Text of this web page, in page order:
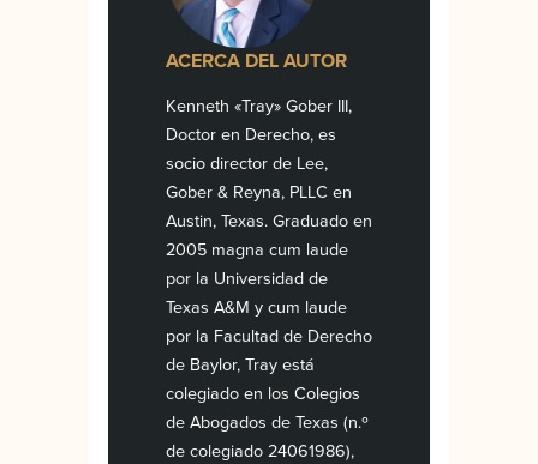
ACERCA DEL AUTOR
Kenneth «Tray» Gober III,
Doctor en Derecho, es
socio director de Lee,
Gober & Reyna, PLLC en
Austin, Texas. Graduado en
2005 magna cum laude
por la Universidad de
Texas A&M y cum laude
por la Facultad de Derecho
de Baylor, Tray está
colegiado en los Colegios
de Abogados de Texas (n.º
de colegiado 24061986),